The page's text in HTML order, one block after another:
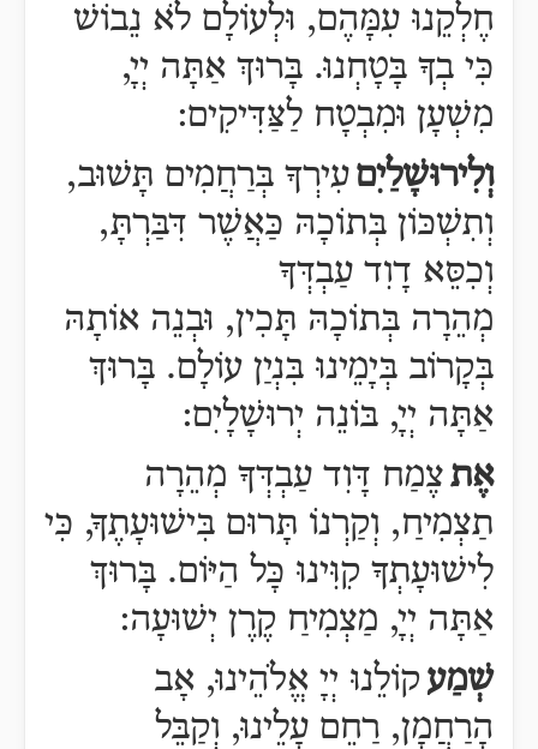
חֶלְקֵנוּ עִמָּהֶם, וּלְעוֹלָם לֹא נֵבוֹשׁ
כִּי בְךָ בָּטָחְנוּ. בָּרוּךְ אַתָּה יְיָ,
מִשְׁעָן וּמִבְטָח לַצַּדִּיקִים:
וְלִירוּשָׁלַיִםעִירְךָ בְּרַחֲמִים תָּשׁוּב,
וְתִשְׁכּוֹן בְּתוֹכָהּ כַּאֲשֶׁר דִּבַּרְתָּ,
וְכִסֵּא דָוִד עַבְדְּךָ
מְהֵרָה בְּתוֹכָהּ תָּכִין, וּבְנֵה אוֹתָהּ
בְּקָרוֹב בְּיָמֵינוּ בִּנְיַן עוֹלָם. בָּרוּךְ
אַתָּה יְיָ, בּוֹנֵה יְרוּשָׁלָיִם:
אֶתצֶמַח דָּוִד עַבְדְּךָ מְהֵרָה
תַצְמִיחַ, וְקַרְנוֹ תָּרוּם בִּישׁוּעָתֶךָ, כִּי
לִישׁוּעָתְךָ קִוִּינוּ כָּל הַיּוֹם. בָּרוּךְ
אַתָּה יְיָ, מַצְמִיחַ קֶרֶן יְשׁוּעָה:
שְׁמַעקוֹלֵנוּ יְיָ אֱלֹהֵינוּ, אָב
הָרַחֲמָן, רַחֵם עָלֵינוּ, וְקַבֵּל